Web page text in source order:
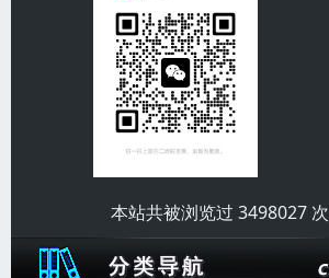
本站共被浏览过 3498027 次